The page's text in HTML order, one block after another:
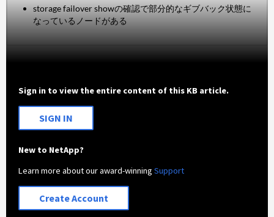
storage failover showの確認で部分的なギブバック状態に
なっているノードがある
Sign in to view the entire content of this KB article.
SIGN IN
New to NetApp?
Learn more about our award-winningSupport
Create Account